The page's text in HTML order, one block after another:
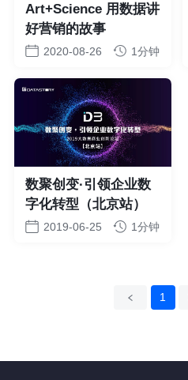
Art+Science 用数据讲
好营销的故事
2020-08-26 1分钟
数聚创变·引领企业数
字化转型（北京站）
2019-06-25 1分钟
上一页 1